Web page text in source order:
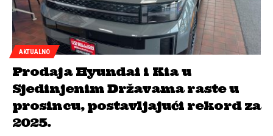
AKTUALNO
Prodaja Hyundai i Kia u
Sjedinjenim Državama raste u
prosincu, postavljajući rekord za
2025.